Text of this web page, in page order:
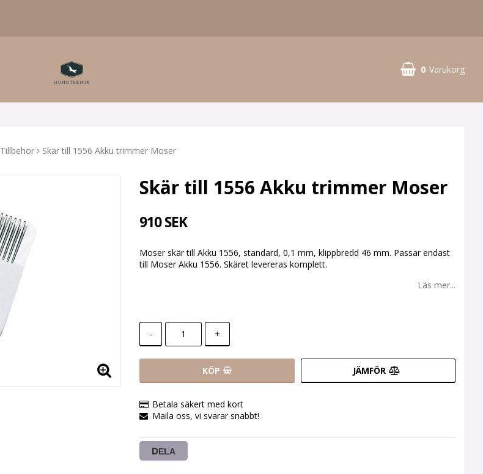
0 Varukorg
Tillbehör Skär till 1556 Akku trimmer Moser
Skär till 1556 Akku trimmer Moser
910 SEK
Moser skär till Akku 1556, standard, 0,1 mm, klippbredd 46 mm. Passar endast
till Moser Akku 1556. Skäret levereras komplett.
Läs mer...
- +
KÖP JÄMFÖR
Betala säkert med kort
Maila oss, vi svarar snabbt!
DELA